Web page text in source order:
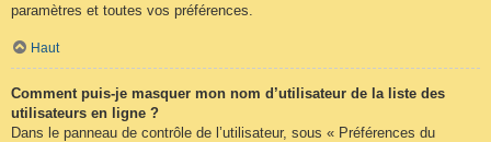
paramètres et toutes vos préférences.
Haut
Comment puis-je masquer mon nom d’utilisateur de la liste des
utilisateurs en ligne ?
Dans le panneau de contrôle de l’utilisateur, sous « Préférences du